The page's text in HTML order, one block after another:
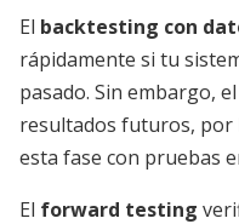
El backtesting con
rápidamente si tu
pasado. Sin embargo,
resultados futuros, por
esta fase con pruebas
El forward testing